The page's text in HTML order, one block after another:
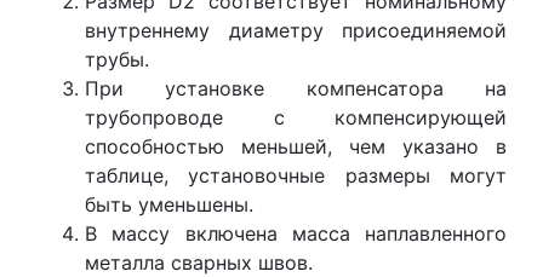
внутреннему диаметру присоединяемой
трубы.
При установке компенсатора на
трубопроводе с компенсирующей
способностью меньшей, чем указано в
таблице, установочные размеры могут
быть уменьшены.
В массу включена масса наплавленного
металла сварных швов.